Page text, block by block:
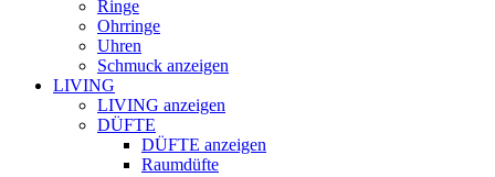
Ringe
Ohrringe
Uhren
Schmuck anzeigen
LIVING
LIVING anzeigen
DÜFTE
DÜFTE anzeigen
Raumdüfte